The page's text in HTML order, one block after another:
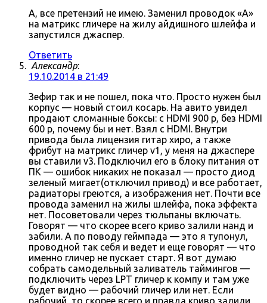
А, все претензий не имею. Заменил проводок «А»
на матрикс гличере на жилу айдишного шлейфа и
запустился джаспер.
Ответить
Александр:
19.10.2014 в 21:49
Зефир так и не пошел, пока что. Просто нужен был
корпус — новый стоил косарь. На авито увидел
продают сломанные боксы: с HDMI 900 р, без HDMI
600 р, почему бы и нет. Взял с HDMI. Внутри
привода была лицензия гитар хиро, а также
фрибут на матрикс гличер v1, у меня на джаспере
вы ставили v3. Подключил его в блоку питания от
ПК — ошибок никаких не показал — просто диод
зеленый мигает(отключил привод) и все работает,
радиаторы греются, а изображения нет. Почти все
провода заменил на жилы шлейфа, пока эффекта
нет. Посоветовали через тюльпаны включать.
Говорят — что скорее всего криво залили нанд и
забили. А по поводу геймпада — это я тупонул,
проводной так себя и ведет и еще говорят — что
именно гличер не пускает старт. Я вот думаю
собрать самодельный заливатель таймингов —
подключить через LPT гличер к компу и там уже
будет видно — рабочий гличер или нет. Если
рабочий, то скорее всего и правда криво залили